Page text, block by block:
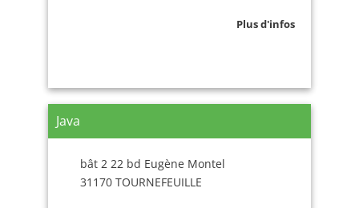
Plus d'infos
Java
bât 2 22 bd Eugène Montel
31170 TOURNEFEUILLE